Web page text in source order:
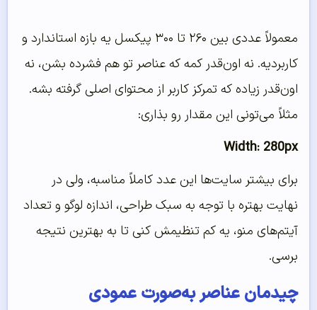
معمولاً عددی بین ۲۶۰ تا ۳۰۰ پیکسل یه بازه استاندارد و
کاربردیه. نه اون‌قدر کمه که عناصر تو هم فشرده بشن، نه
اون‌قدر زیاده که تمرکز کاربر از محتوای اصلی گرفته بشه.
مثلاً می‌تونی این مقدار رو بذاری:
Width: 280px
برای بیشتر سایت‌ها این عدد کاملاً مناسبه، ولی در
نهایت بهتره با توجه به سبک طراحی، اندازه لوگو و تعداد
آیتم‌های منو، یه کم تنظیمش کنی تا به بهترین نتیجه
برسی.
چیدمان عناصر به‌صورت عمودی